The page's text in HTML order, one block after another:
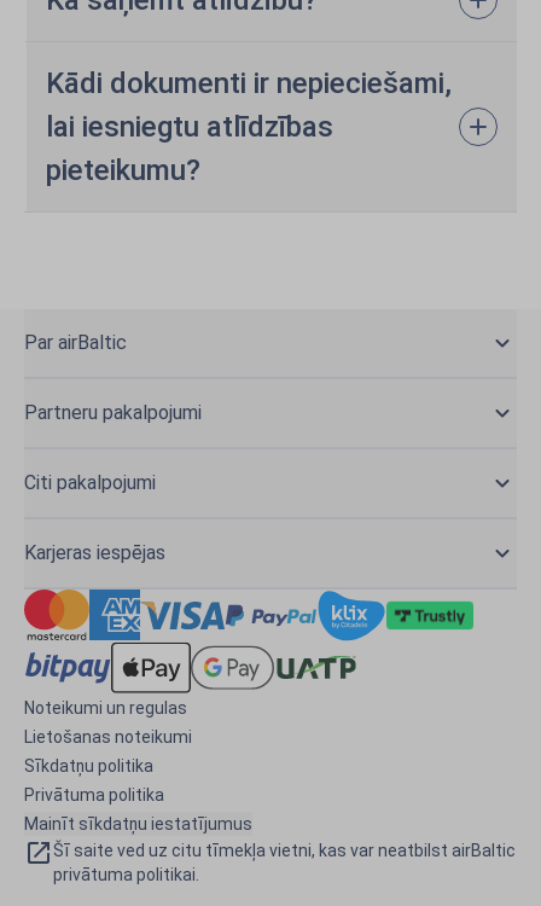
Kādi dokumenti ir nepieciešami,
lai iesniegtu atlīdzības
pieteikumu?
Par airBaltic
Partneru pakalpojumi
Citi pakalpojumi
Karjeras iespējas
Noteikumi un regulas
Lietošanas noteikumi
Sīkdatņu politika
Privātuma politika
Mainīt sīkdatņu iestatījumus
Šī saite ved uz citu tīmekļa vietni, kas var neatbilst airBaltic
privātuma politikai.